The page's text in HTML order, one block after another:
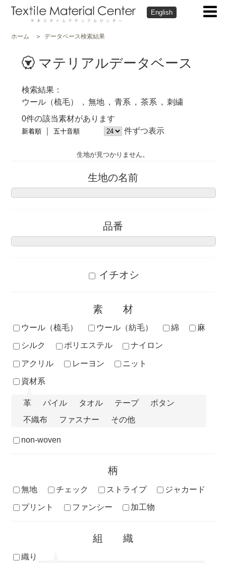
English
ホーム データベース検索結果
マテリアルデータベース
検索結果
ウール（梳毛）
無地 青系 茶系
刺繍
0件の該当素材があります
新着順 五十音順 件ずつ表示
生地が見つかりません。
生地の名前
品番
イチオシ
素材
ウール（梳毛） ウール（紡毛） 綿
麻
シルク
ポリエステル
ナイロン
アクリル
レーヨン
ニット
資材系
革 パイル タオル テープ
ボタン
不織布
ファスナー その他
non-woven
柄
無地 チェック ストライプ
ジャカード
プリント
ファンシー 加工物
組織
織り